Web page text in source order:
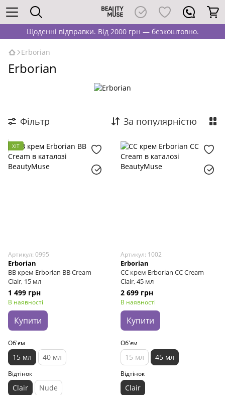
Щоденні відправки. Від 2000 грн — безкоштовно.
Erborian
Erborian
Фільтр За популярністю
ХІТ
Артикул: 0995
Erborian
ВВ крем Erborian BB Cream
Clair, 15 мл
1 499 грн
В наявності
Купити
Об'єм
15 мл 40 мл
Відтінок
Clair Nude
Артикул: 1002
Erborian
СС крем Erborian CC Cream
Clair, 45 мл
2 699 грн
В наявності
Купити
Об'єм
15 мл 45 мл
Відтінок
Clair